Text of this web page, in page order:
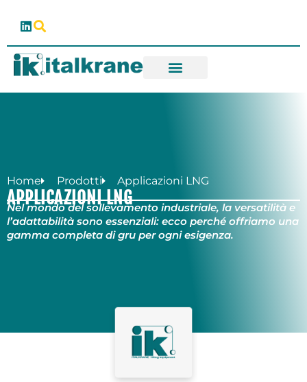
Home Prodotti Applicazioni LNG
APPLICAZIONI LNG
Nel mondo del sollevamento industriale, la versatilità e
l’adattabilità sono essenziali: ecco perché offriamo una
gamma completa di gru per ogni esigenza.